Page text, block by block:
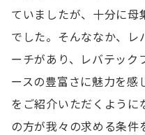
ていましたが、十分に母
でした。そんななか、レ
ーチがあり、レバテック
ースの豊富さに魅力を感
をご紹介いただくように
の方が我々の求める条件